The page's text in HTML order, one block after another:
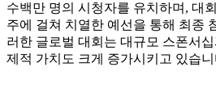
수백만 명의 시청자를 유치하며, 대
주에 걸쳐 치열한 예선을 통해 최종
러한 글로벌 대회는 대규모 스폰서
제적 가치도 크게 증가시키고 있습니